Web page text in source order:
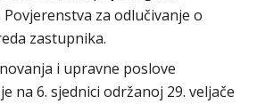
za odlučivanje o
zastupnika.
i upravne poslove
na 6. sjednici održanoj 29. veljače